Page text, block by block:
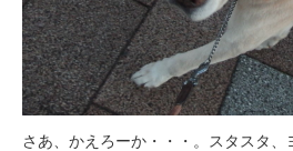
さあ、かえろーか・・・。スタスタ、